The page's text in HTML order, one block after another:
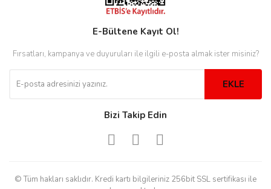
E-Bültene Kayıt Ol!
Fırsatları, kampanya ve duyuruları ile ilgili e-posta almak ister misiniz?
EKLE
Bizi Takip Edin
© Tüm hakları saklıdır. Kredi kartı bilgileriniz 256bit SSL sertifikası ile